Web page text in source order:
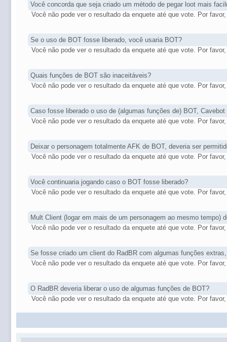
Você concorda que seja criado um método de pegar loot mais
Você não pode ver o resultado da enquete até que vote. Por
Se o uso de BOT fosse liberado, você usaria BOT?
Você não pode ver o resultado da enquete até que vote. Por
Quais funções de BOT são inaceitáveis?
Você não pode ver o resultado da enquete até que vote. Por
Caso fosse liberado o uso de (algumas funções de) BOT,
Você não pode ver o resultado da enquete até que vote. Por
Deixar o personagem totalmente AFK de BOT, deveria ser
Você não pode ver o resultado da enquete até que vote. Por
Você continuaria jogando caso o BOT fosse liberado?
Você não pode ver o resultado da enquete até que vote. Por
Mult Client (logar em mais de um personagem ao mesmo tempo)
Você não pode ver o resultado da enquete até que vote. Por
Se fosse criado um client do RadBR com algumas funções
Você não pode ver o resultado da enquete até que vote. Por
O RadBR deveria liberar o uso de algumas funções de BOT?
Você não pode ver o resultado da enquete até que vote. Por